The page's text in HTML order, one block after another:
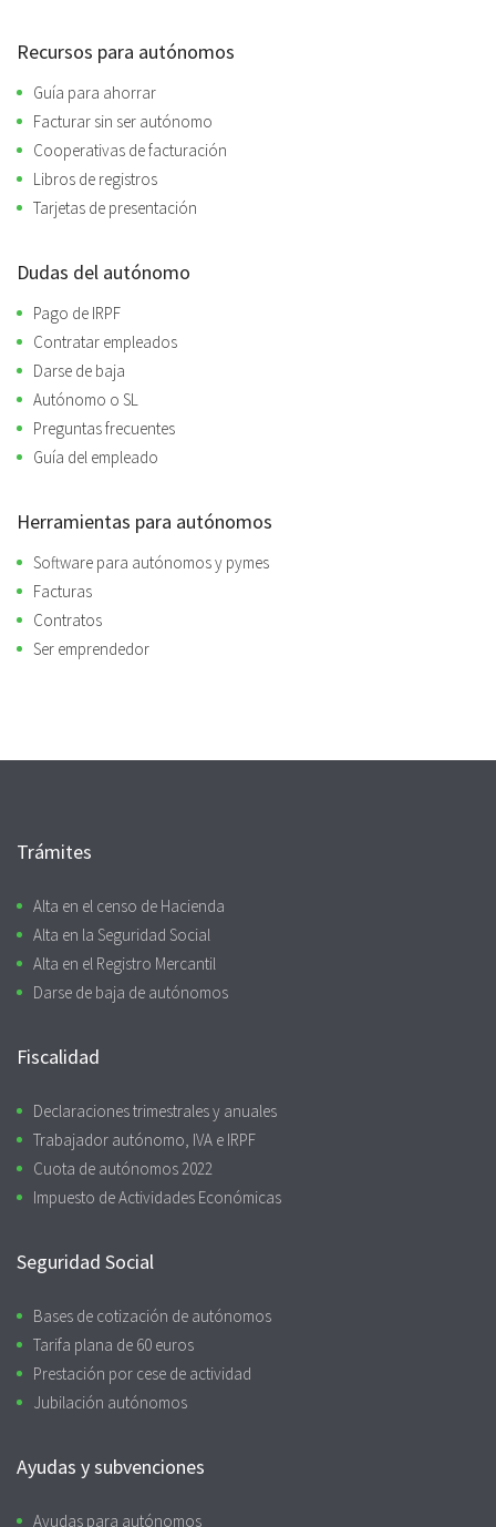
Recursos para autónomos
Guía para ahorrar
Facturar sin ser autónomo
Cooperativas de facturación
Libros de registros
Tarjetas de presentación
Dudas del autónomo
Pago de IRPF
Contratar empleados
Darse de baja
Autónomo o SL
Preguntas frecuentes
Guía del empleado
Herramientas para autónomos
Software para autónomos y pymes
Facturas
Contratos
Ser emprendedor
Trámites
Alta en el censo de Hacienda
Alta en la Seguridad Social
Alta en el Registro Mercantil
Darse de baja de autónomos
Fiscalidad
Declaraciones trimestrales y anuales
Trabajador autónomo, IVA e IRPF
Cuota de autónomos 2022
Impuesto de Actividades Económicas
Seguridad Social
Bases de cotización de autónomos
Tarifa plana de 60 euros
Prestación por cese de actividad
Jubilación autónomos
Ayudas y subvenciones
Ayudas para autónomos